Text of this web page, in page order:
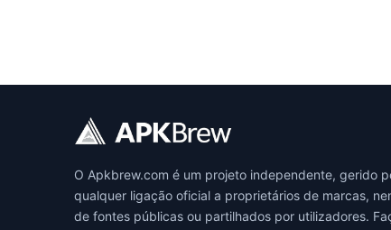
O Apkbrew.com é um projeto independente, gerido
qualquer ligação oficial a proprietários de marcas,
de fontes públicas ou partilhados por utilizadores.